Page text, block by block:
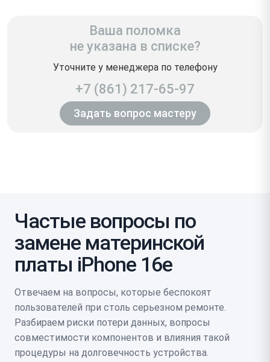
Ваша поломка
не указана в списке?
Уточните у менеджера по телефону
+7 (861) 217-65-97
Задать вопрос мастеру
Частые вопросы по
замене материнской
платы iPhone 16e
Отвечаем на вопросы, которые беспокоят
пользователей при столь серьезном ремонте.
Разбираем риски потери данных, вопросы
совместимости компонентов и влияния такой
процедуры на долговечность устройства.